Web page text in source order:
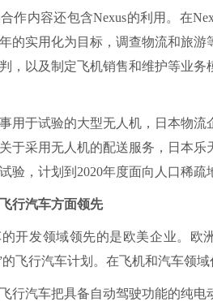
内容还包含Nexus的利用。在
的实用化为目标，调查物流和旅
，以及制定飞机销售和维护等业
于试验的大型无人机，日本物流
于采用无人机的配送服务，日本
验，计划到2020年度面向人口稀疏
行汽车方面领先
发领域领先的是欧美企业。欧洲
的飞行汽车计划。在飞机和汽车领
汽车把具备自动驾驶功能的纯电